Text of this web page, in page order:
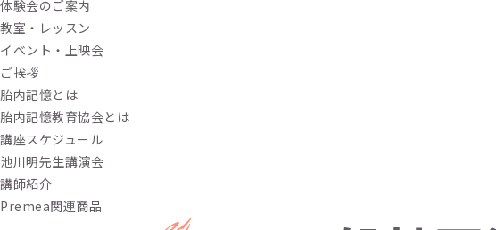
体験会のご案内
教室・レッスン
イベント・上映会
ご挨拶
胎内記憶とは
胎内記憶教育協会とは
講座スケジュール
池川明先生講演会
講師紹介
Premea関連商品